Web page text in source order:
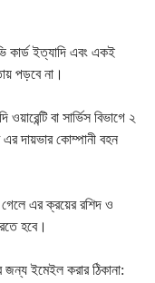
কার্ড ইত্যাদি এবং একই
পড়বে না।
বা সার্ভিস বিভাগে ২
দায়ভার কোম্পানী বহন
গেলে এর ক্রয়ের রশিদ ও
হবে।
জন্য ইমেইল করার ঠিকানা: